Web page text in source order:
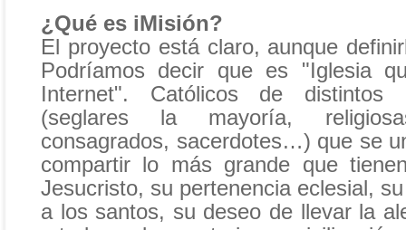
¿Qué es iMisión?
El proyecto está claro, aunque
Podríamos decir que es "Iglesia
Internet". Católicos de
(seglares la mayoría,
consagrados, sacerdotes…) que se
compartir lo más grande que
Jesucristo, su pertenencia eclesial,
a los santos, su deseo de llevar la